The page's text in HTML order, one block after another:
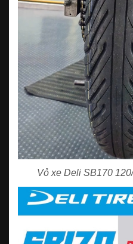
Vỏ xe Deli SB170